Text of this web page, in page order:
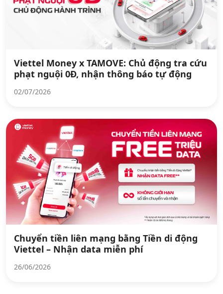
Viettel Money x TAMOVE: Chủ động tra cứu
phạt nguội 0Đ, nhận thông báo tự động
02/07/2026
Chuyển tiền liên mạng bằng Tiền di động
Viettel – Nhận data miễn phí
26/06/2026